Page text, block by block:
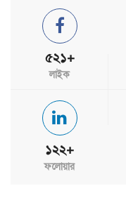
৫২১+
লাইক
১২২+
ফলোয়ার